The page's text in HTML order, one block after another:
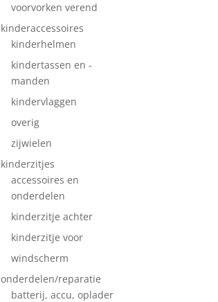
voorvorken verend
kinderaccessoires
kinderhelmen
kindertassen en -
manden
kindervlaggen
overig
zijwielen
kinderzitjes
accessoires en
onderdelen
kinderzitje achter
kinderzitje voor
windscherm
onderdelen/reparatie
batterij, accu, oplader